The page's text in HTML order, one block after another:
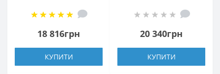
18 816грн
КУПИТИ
20 340грн
КУПИТИ